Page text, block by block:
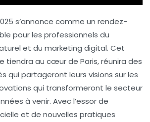
s’annonce comme un rendez-
pour les professionnels du
et du marketing digital. Cet
tiendra au cœur de Paris, réunira des
qui partageront leurs visions sur les
qui transformeront le secteur
à venir. Avec l’essor de
et de nouvelles pratiques